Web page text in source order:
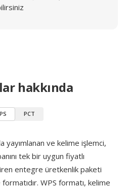
hakkında
PCT
yayımlanan ve kelime işlemci,
tek bir uygun fiyatlı
entegre üretkenlik paketi
WPS formatı, kelime